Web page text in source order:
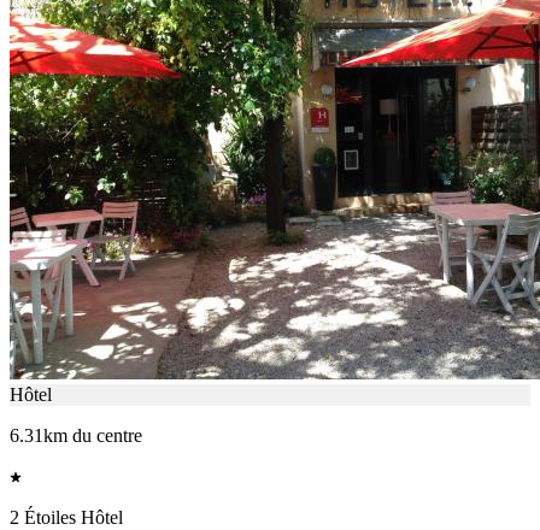
Hôtel
6.31km du centre
2 Étoiles Hôtel